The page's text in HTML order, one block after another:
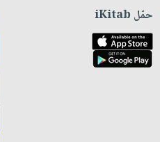
حمّل iKitab